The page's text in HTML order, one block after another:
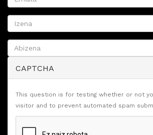
CAPTCHA
This question is for testing whether or not
visitor and to prevent automated spam